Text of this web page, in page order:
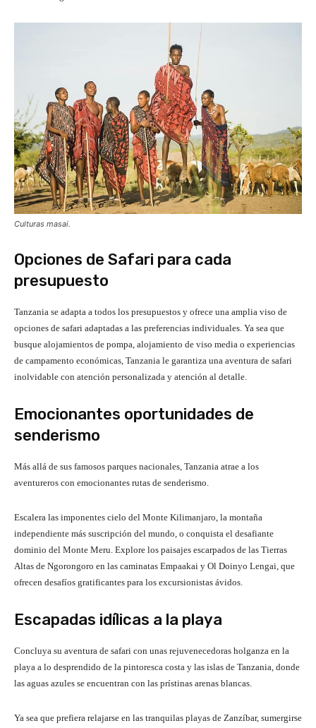
Culturas masai.
Opciones de Safari para cada
presupuesto
Tanzania se adapta a todos los presupuestos y ofrece una amplia viso de
opciones de safari adaptadas a las preferencias individuales. Ya sea que
busque alojamientos de pompa, alojamiento de viso media o experiencias
de campamento económicas, Tanzania le garantiza una aventura de safari
inolvidable con atención personalizada y atención al detalle.
Emocionantes oportunidades de
senderismo
Más allá de sus famosos parques nacionales, Tanzania atrae a los
aventureros con emocionantes rutas de senderismo.
Escalera las imponentes cielo del Monte Kilimanjaro, la montaña
independiente más suscripción del mundo, o conquista el desafiante
dominio del Monte Meru. Explore los paisajes escarpados de las Tierras
Altas de Ngorongoro en las caminatas Empaakai y Ol Doinyo Lengai, que
ofrecen desafíos gratificantes para los excursionistas ávidos.
Escapadas idílicas a la playa
Concluya su aventura de safari con unas rejuvenecedoras holganza en la
playa a lo desprendido de la pintoresca costa y las islas de Tanzania, donde
las aguas azules se encuentran con las prístinas arenas blancas.
Ya sea que prefiera relajarse en las tranquilas playas de Zanzíbar, sumergirse